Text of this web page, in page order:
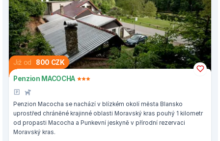
Již od 800 CZK
Penzion MACOCHA
Penzion Macocha se nachází v blízkém okolí města Blansko
uprostřed chráněné krajinné oblasti Moravský kras pouhý 1 kilometr
od propasti Macocha a Punkevní jeskyně v přírodní rezervaci
Moravský kras.